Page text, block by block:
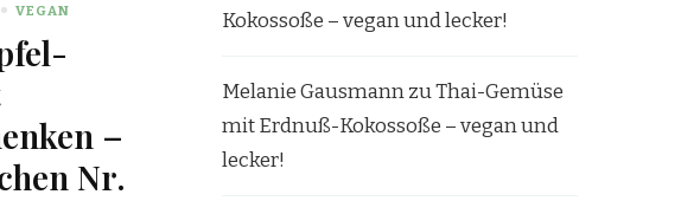
VEGAN
–
Nr.
Kokossoße – vegan und lecker!
Melanie GausmannzuThai-Gemüse
mit Erdnuß-Kokossoße – vegan und
lecker!